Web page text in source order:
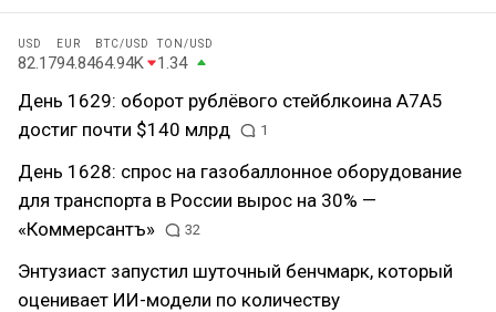
USD
82.17
EUR
94.84
BTC/USD
64.94K
TON /USD
1.34
День 1629: оборот рублёвого стейблкоина А7А5
достиг почти $140 млрд
1
День 1628: спрос на газобаллонное оборудование
для транспорта в России вырос на 30% —
«Коммерсантъ»
32
Энтузиаст запустил шуточный бенчмарк, который
оценивает ИИ-модели по количеству